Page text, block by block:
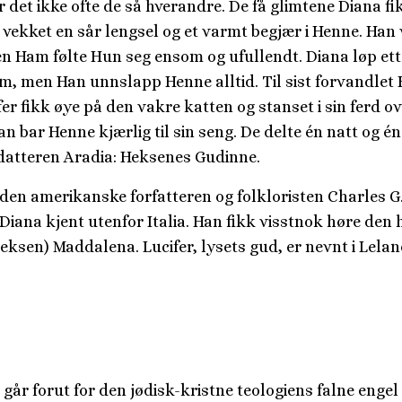
ikke ofte de så hverandre. De få glimtene Diana
en sår lengsel og et varmt begjær i Henne. Han
Ham følte Hun seg ensom og ufullendt. Diana løp
men Han unnslapp Henne alltid. Til sist forvandlet
fikk øye på den vakre katten og stanset i sin ferd
bar Henne kjærlig til sin seng. De delte én natt og
Aradia: Heksenes Gudinne.
amerikanske forfatteren og folkloristen Charles
kjent utenfor Italia. Han fikk visstnok høre den
Maddalena. Lucifer, lysets gud, er nevnt i
forut for den jødisk-kristne teologiens falne engel